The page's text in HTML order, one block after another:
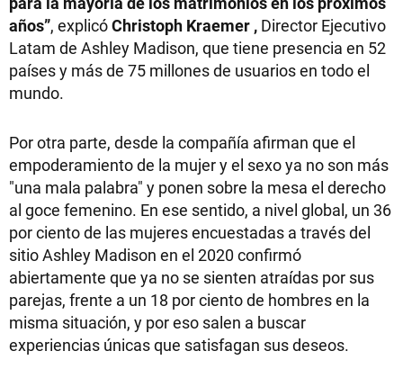
años”, explicóChristoph Kraemer , Director Ejecutivo
Latam de Ashley Madison, que tiene presencia en 52
países y más de 75 millones de usuarios en todo el
mundo.
Por otra parte, desde la compañía afirman que el
empoderamiento de la mujer y el sexo ya no son más
"una mala palabra" y ponen sobre la mesa el derecho
al goce femenino. En ese sentido, a nivel global, un 36
por ciento de las mujeres encuestadas a través del
sitio Ashley Madison en el 2020 confirmó
abiertamente que ya no se sienten atraídas por sus
parejas, frente a un 18 por ciento de hombres en la
misma situación, y por eso salen a buscar
experiencias únicas que satisfagan sus deseos.